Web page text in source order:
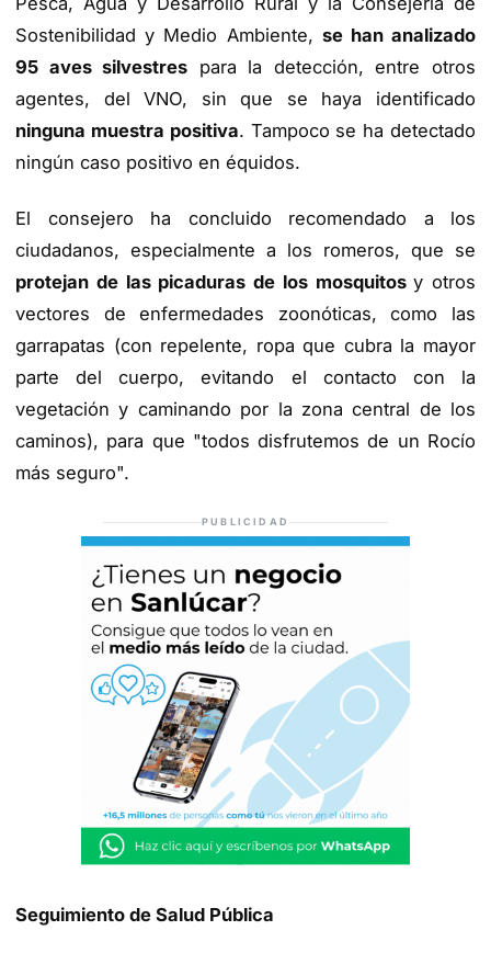
Sostenibilidad y Medio Ambiente, se han analizado
95 aves silvestres para la detección, entre otros
agentes, del VNO, sin que se haya identificado
ninguna muestra positiva. Tampoco se ha detectado
ningún caso positivo en équidos.
El consejero ha concluido recomendado a los
ciudadanos, especialmente a los romeros, que se
protejan de las picaduras de los mosquitosy otros
vectores de enfermedades zoonóticas, como las
garrapatas (con repelente, ropa que cubra la mayor
parte del cuerpo, evitando el contacto con la
vegetación y caminando por la zona central de los
caminos), para que "todos disfrutemos de un Rocío
más seguro".
PUBLICIDAD
Seguimiento de Salud Pública